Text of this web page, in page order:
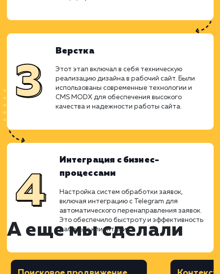
анализ требований бизнеса, изучение
пользовательский опыт.
Дизайн
корпоративный стиль компании. Внимание
уделялось не только внешнему виду, но и
функциональности, чтобы дизайн
способствовал легкости навигации и